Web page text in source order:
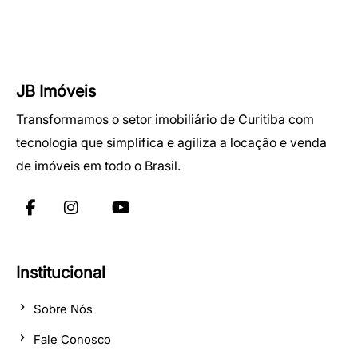
JB Imóveis
Transformamos o setor imobiliário de Curitiba com
tecnologia que simplifica e agiliza a locação e venda
de imóveis em todo o Brasil.
Institucional
Sobre Nós
Fale Conosco